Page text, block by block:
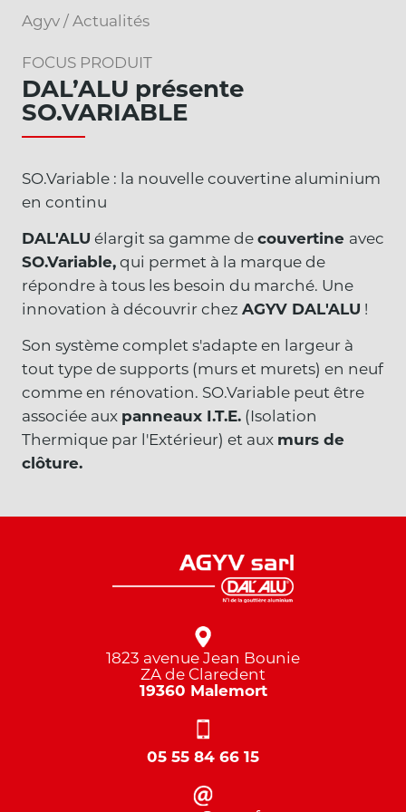
Agyv / Actualités
FOCUS PRODUIT
DAL’ALU présente
SO.VARIABLE
SO.Variable : la nouvelle couvertine aluminium
en continu
DAL'ALU élargit sa gamme de couvertine avec
SO.Variable, qui permet à la marque de
répondre à tous les besoin du marché. Une
innovation à découvrir chez AGYV DAL'ALU !
Son système complet s'adapte en largeur à
tout type de supports (murs et murets) en neuf
comme en rénovation. SO.Variable peut être
associée aux panneaux I.T.E. (Isolation
Thermique par l'Extérieur) et aux murs de
clôture.
1823 avenue Jean Bounie
ZA de Claredent
19360 Malemort
05 55 84 66 15